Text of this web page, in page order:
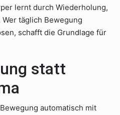
lernt durch Wiederholung,
täglich Bewegung
schafft die Grundlage für
statt
automatisch mit